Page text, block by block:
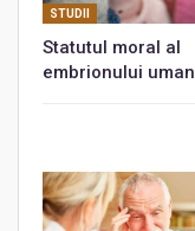
STUDII
Statutul moral al
embrionului uman